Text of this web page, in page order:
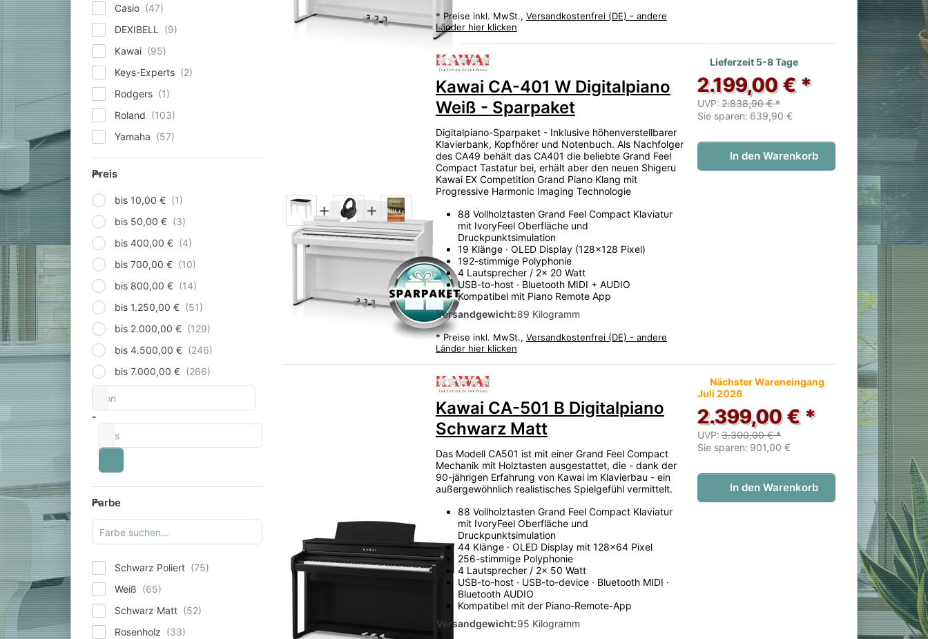
Casio
DEXIBELL
Kawai
Keys-Experts
Rodgers
Roland
Yamaha
Preis
Preis
bis 10,00 €
bis 50,00 €
bis 400,00 €
bis 700,00 €
bis 800,00 €
bis 1.250,00 €
bis 2.000,00 €
bis 4.500,00 €
bis 7.000,00 €
Preisspanne
-
Farbe
Farbe
Schwarz Poliert
Weiß
Schwarz Matt
Rosenholz
* Preise inkl. MwSt., Versandkostenfrei (DE) - andere
Länder hier klicken
Zu diesem Produkt liegen noch keine Bewertungen vor.
Kawai CA-401 W Digitalpiano
Weiß - Sparpaket
Digitalpiano-Sparpaket - Inklusive höhenverstellbarer
Klavierbank, Kopfhörer und Notenbuch. Als Nachfolger
des CA49 behält das CA401 die beliebte Grand Feel
Compact Tastatur bei, erhält aber den neuen Shigeru
Kawai EX Competition Grand Piano Klang mit
Progressive Harmonic Imaging Technologie
88 Vollholztasten Grand Feel Compact Klaviatur
mit IvoryFeel Oberfläche und
Druckpunktsimulation
19 Klänge · OLED Display (128x128 Pixel)
192-stimmige Polyphonie
4 Lautsprecher / 2x 20 Watt
USB-to-host · Bluetooth MIDI + AUDIO
Kompatibel mit Piano Remote App
Versandgewicht:89 Kilogramm
* Preise inkl. MwSt., Versandkostenfrei (DE) - andere
Länder hier klicken
Lieferzeit 5-8 Tage
2.199,00 € *
UVP: 2.838,90 € *
Sie sparen: 639,90 €
In den Warenkorb
Zu diesem Produkt liegen noch keine Bewertungen vor.
Kawai CA-501 B Digitalpiano
Schwarz Matt
Das Modell CA501 ist mit einer Grand Feel Compact
Mechanik mit Holztasten ausgestattet, die - dank der
90-jährigen Erfahrung von Kawai im Klavierbau - ein
außergewöhnlich realistisches Spielgefühl vermittelt.
88 Vollholztasten Grand Feel Compact Klaviatur
mit IvoryFeel Oberfläche und
Druckpunktsimulation
44 Klänge · OLED Display mit 128x64 Pixel
256-stimmige Polyphonie
4 Lautsprecher / 2x 50 Watt
USB-to-host · USB-to-device · Bluetooth MIDI ·
Bluetooth AUDIO
Kompatibel mit der Piano-Remote-App
Versandgewicht:95 Kilogramm
Nächster Wareneingang
Juli 2026
2.399,00 € *
UVP: 3.300,00 € *
Sie sparen: 901,00 €
In den Warenkorb